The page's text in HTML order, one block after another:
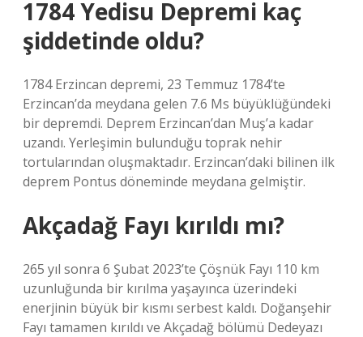
1784 Yedisu Depremi kaç
şiddetinde oldu?
1784 Erzincan depremi, 23 Temmuz 1784’te
Erzincan’da meydana gelen 7.6 Ms büyüklüğündeki
bir depremdi. Deprem Erzincan’dan Muş’a kadar
uzandı. Yerleşimin bulunduğu toprak nehir
tortularından oluşmaktadır. Erzincan’daki bilinen ilk
deprem Pontus döneminde meydana gelmiştir.
Akçadağ Fayı kırıldı mı?
265 yıl sonra 6 Şubat 2023’te Çöşnük Fayı 110 km
uzunluğunda bir kırılma yaşayınca üzerindeki
enerjinin büyük bir kısmı serbest kaldı. Doğanşehir
Fayı tamamen kırıldı ve Akçadağ bölümü Dedeyazı